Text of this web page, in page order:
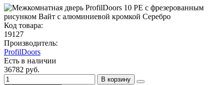
Код товара:
19127
Производитель:
ProfilDoors
Есть в наличии
36782 руб.
В корзину